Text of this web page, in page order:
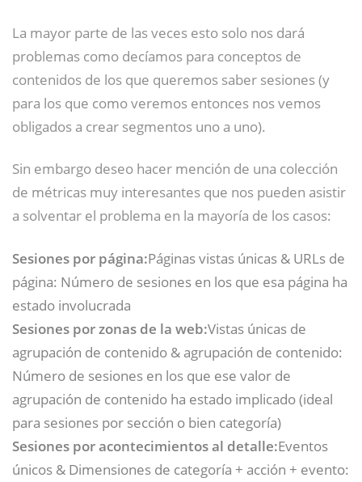
La mayor parte de las veces esto solo nos dará
problemas como decíamos para conceptos de
contenidos de los que queremos saber sesiones (y
para los que como veremos entonces nos vemos
obligados a crear segmentos uno a uno).
Sin embargo deseo hacer mención de una colección
de métricas muy interesantes que nos pueden asistir
a solventar el problema en la mayoría de los casos:
Sesiones por página:Páginas vistas únicas & URLs de
página: Número de sesiones en los que esa página ha
estado involucrada
Sesiones por zonas de la web:Vistas únicas de
agrupación de contenido & agrupación de contenido:
Número de sesiones en los que ese valor de
agrupación de contenido ha estado implicado (ideal
para sesiones por sección o bien categoría)
Sesiones por acontecimientos al detalle:Eventos
únicos & Dimensiones de categoría + acción + evento: